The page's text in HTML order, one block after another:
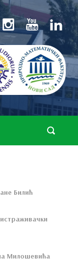
Билић
Милошевића